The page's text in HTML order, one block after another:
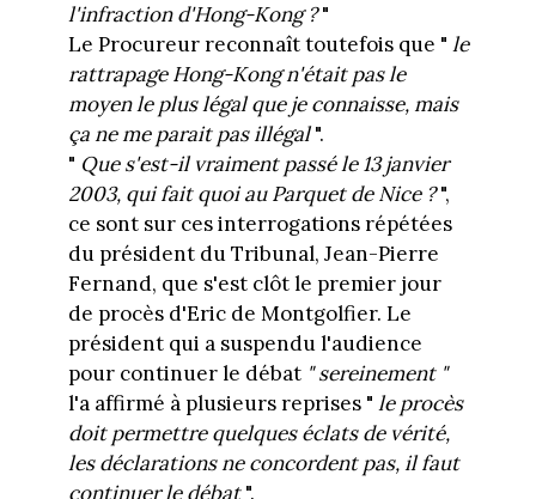
l'infraction d'Hong-Kong ?"
Le Procureur reconnaît toutefois que " le
rattrapage Hong-Kong n'était pas le
moyen le plus légal que je connaisse, mais
ça ne me parait pas illégal".
" Que s'est-il vraiment passé le 13 janvier
2003, qui fait quoi au Parquet de Nice ?",
ce sont sur ces interrogations répétées
du président du Tribunal, Jean-Pierre
Fernand, que s'est clôt le premier jour
de procès d'Eric de Montgolfier. Le
président qui a suspendu l'audience
pour continuer le débat " sereinement "
l'a affirmé à plusieurs reprises " le procès
doit permettre quelques éclats de vérité,
les déclarations ne concordent pas, il faut
continuer le débat".